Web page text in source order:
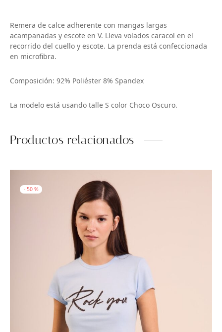
Remera de calce adherente con mangas largas
acampanadas y escote en V. Lleva volados caracol en el
recorrido del cuello y escote. La prenda está confeccionada
en microfibra.
Composición: 92% Poliéster 8% Spandex
La modelo está usando talle S color Choco Oscuro.
Productos relacionados
- 50 %